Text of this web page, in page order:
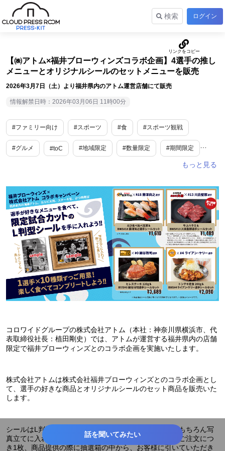
検索 ログイン
【㈱アトム×福井ブローウィンズコラボ企画】4選手の推し
メニューとオリジナルシールのセットメニューを販売
2026年3月7日（土）より福井県内のアトム運営店舗にて販売
情報解禁日時：2026年03月06日 11時00分
#ファミリー向け #スポーツ #食 #スポーツ観戦
#グルメ #toC #地域限定 #数量限定 #期間限定
コロワイドグループの株式会社アトム（本社：神奈川県横浜市、代
表取締役社長：植田剛史）では、アトムが運営する福井県内の店舗
限定で福井ブローウィンズとのコラボ企画を実施いたします。
株式会社アトムは株式会社福井ブローウィンズとのコラボ企画とし
て、選手の好きな商品とオリジナルシールのセット商品を販売いた
します。
シールはL判型の大きめサイズなので、シールとしてはもちろん写
真立てに入れて推し活を楽しむこともできます。1商品ご注文につ
き1枚、商品提供の際に抽選箱の中から、お客様に引いていただき
話を聞いてみたい